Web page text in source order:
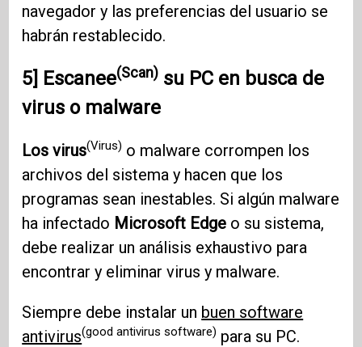
navegador y las preferencias del usuario se
habrán restablecido.
5] Escanee(Scan) su PC en busca de
virus o malware
Los virus(Virus) o malware corrompen los
archivos del sistema y hacen que los
programas sean inestables. Si algún malware
ha infectado Microsoft Edge o su sistema,
debe realizar un análisis exhaustivo para
encontrar y eliminar virus y malware.
Siempre debe instalar un buen software
antivirus(good antivirus software) para su PC.